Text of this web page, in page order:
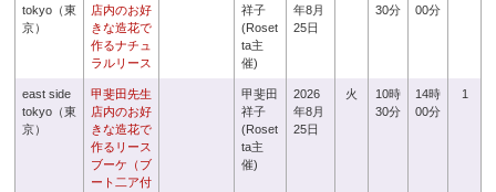
tokyo（東
京）
店内のお好
きな造花で
作るナチュ
ラルリース
祥子
(Roset
ta主
催)
年8月
25日
30分
00分
east side
tokyo（東
京）
甲斐田先生
店内のお好
きな造花で
作るリース
ブーケ（ブ
ート二ア付
甲斐田
祥子
(Roset
ta主
催)
2026
年8月
25日
火
10時
30分
14時
00分
1